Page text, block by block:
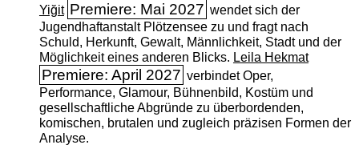
Yiğit Premiere: Mai 2027 wendet sich der
Jugendhaftanstalt Plötzensee zu und fragt nach
Schuld, Herkunft, Gewalt, Männlichkeit, Stadt und der
Möglichkeit eines anderen Blicks. Leila Hekmat
Premiere: April 2027 verbindet Oper,
Performance, Glamour, Bühnenbild, Kostüm und
gesellschaftliche Abgründe zu überbordenden,
komischen, brutalen und zugleich präzisen Formen der
Analyse.